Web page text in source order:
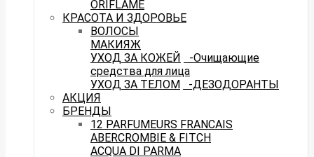
ORIFLAME
КРАСОТА И ЗДОРОВЬЕ
ВОЛОСЫ
МАКИЯЖ
УХОД ЗА КОЖЕЙ
-Очищающие
средства для лица
УХОД ЗА ТЕЛОМ
-ДЕЗОДОРАНТЫ
АКЦИЯ
БРЕНДЫ
12 PARFUMEURS FRANCAIS
ABERCROMBIE & FITCH
ACQUA DI PARMA